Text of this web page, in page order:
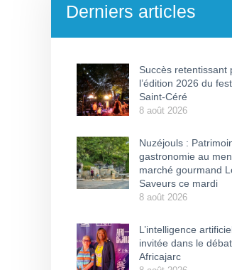
Derniers articles
Succès retentissant
l’édition 2026 du
Saint-Céré
8 août 2026
Nuzéjouls :
gastronomie au
marché gourmand
Saveurs ce mardi
8 août 2026
L’intelligence
invitée dans le
Africajarc